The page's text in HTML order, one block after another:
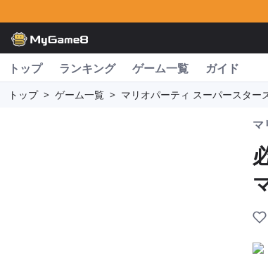
トップ ランキング ゲーム一覧 ガイド
トップ > ゲーム一覧 > マリオパーティ スーパースター
マ